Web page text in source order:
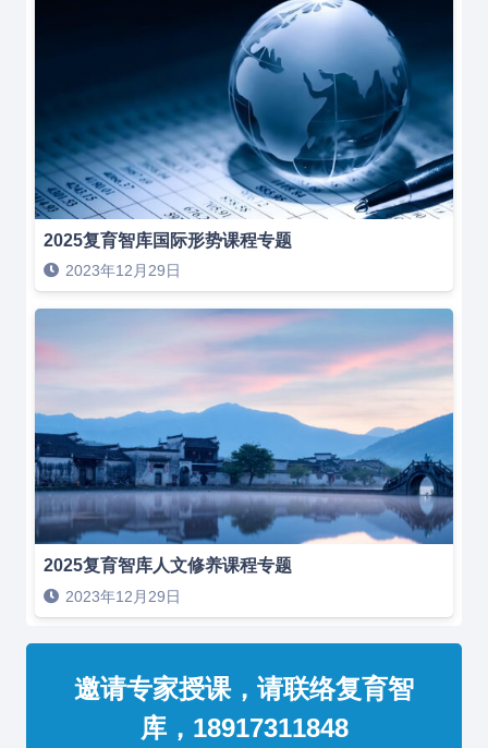
2025复育智库国际形势课程专题
2023年12月29日
2025复育智库人文修养课程专题
2023年12月29日
邀请专家授课，请联络复育智
库，18917311848